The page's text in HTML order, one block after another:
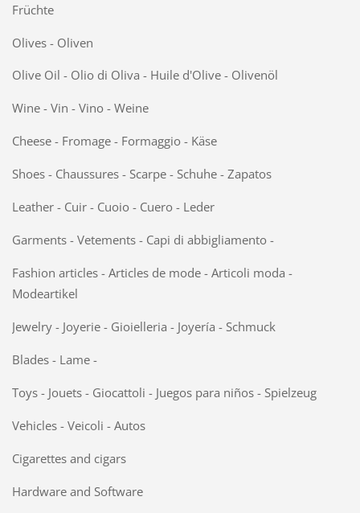
Früchte
Olives - Oliven
Olive Oil - Olio di Oliva - Huile d'Olive - Olivenöl
Wine - Vin - Vino - Weine
Cheese - Fromage - Formaggio - Käse
Shoes - Chaussures - Scarpe - Schuhe - Zapatos
Leather - Cuir - Cuoio - Cuero - Leder
Garments - Vetements - Capi di abbigliamento -
Fashion articles - Articles de mode - Articoli moda -
Modeartikel
Jewelry - Joyerie - Gioielleria - Joyería - Schmuck
Blades - Lame -
Toys - Jouets - Giocattoli - Juegos para niños - Spielzeug
Vehicles - Veicoli - Autos
Cigarettes and cigars
Hardware and Software